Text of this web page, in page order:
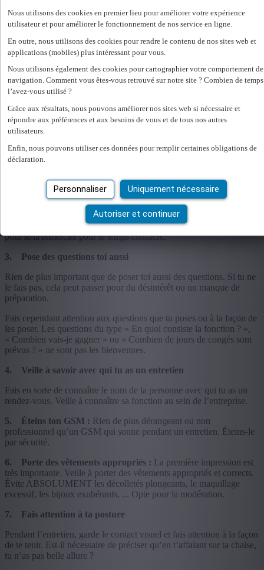
Nous utilisons des cookies en premier lieu pour améliorer votre expérience
utilisateur et pour améliorer le fonctionnement de nos service en ligne.
En outre, nous utilisons des cookies pour rendre le contenu de nos sites web et
applications (mobiles) plus intéressant pour vous.
Nous utilisons également des cookies pour cartographier votre comportement de
navigation. Comment vous êtes-vous retrouvé sur notre site ? Combien de temps
l’avez-vous utilisé ?
Grâce aux résultats, nous pouvons améliorer nos sites web si nécessaire et
répondre aux préférences et aux besoins de vous et de tous nos autres
utilisateurs.
Enfin, nous pouvons utiliser ces données pour remplir certaines obligations de
déclaration.
Personnaliser Uniquement nécessaire
Autoriser et continuer
À faire lors un entretien d’embauche
Afin de faire une bonne première impression et d'obtenir un contrat
de suivre les conseils suivants :
1. Prépare-toi bien
Fais tes devoirs au préalable. Veille à bien savoir ce que tu comptes
dire et recherche des infos sur l’entreprise. Sois préparé aux
questions typiques. Et réfléchis à l’impression que tu souhaites
laisser.
2. Sois poli et motivé
Sois poli (madame/monsieur), montre que tu es motivé et que cet
entretien d'embauche est une cause réelle et sérieuse pour toi. Il
t’appartient effectivement de convaincre ton futur employeur et
d'obtenir une offre d'emploi. Suite à ton entretien de sollicitation,
envoie un mail de remerciement à la personne qui t’a interviewé
pour le/la remercier pour le temps consacré.
3. Pose des questions toi aussi
Rien de plus important que de poser toi aussi des questions. Si tu ne
le fais pas, cela peut passer pour du désintérêt ou un manque de
préparation.
Fais cependant attention aux questions que tu poses ou à la façon de
les poser. Les questions du type « En quoi consiste la fonction ? »,
« Combien vais-je gagner » ou « Combien de jours de congés sont
prévus ? » ne sont pas les bienvenues.
4. Veille à savoir avec qui tu as un entretien
Fais en sorte de connaître le nom de la personne avec qui tu as un
rendez-vous. Veille à connaître sa fonction au sein de l’entreprise.
5. Éteins ton GSM : Rien de plus dérangeant ou non
professionnel qu’un GSM qui sonne pendant un entretien. Éteins-le
par sécurité.
6. Porte des vêtements appropriés : La première impression est
très importante. Veille à porter des vêtements appropriés et corrects.
Évite ABSOLUMENT les décolletés plongeants, le maquillage
excessif, les bijoux exubérants, ... Opte pour la modération.
7. Fais attention à ta posture
Pendant l’entretien, garde le contact visuel et fais attention à la façon
de te tenir. Est-il nécessaire de préciser qu’en t’affalant sur ta chaise,
tu n’as pas belle allure ?